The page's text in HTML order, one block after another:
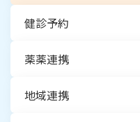
健診予約
薬薬連携
地域連携